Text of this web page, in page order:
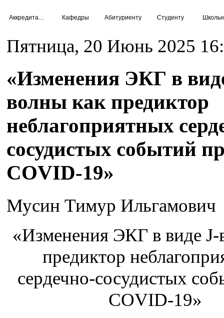
Кафедры Абитуриенту Студенту
Пятница, 20 Июнь 2025
«Изменения ЭКГ в
волны как предиктор
неблагоприятных
сосудистых событий
COVID-19»
Мусин Тимур Ильгамович
«Изменения ЭКГ в виде J-
предиктор
сердечно-сосудистых
COVID-19»